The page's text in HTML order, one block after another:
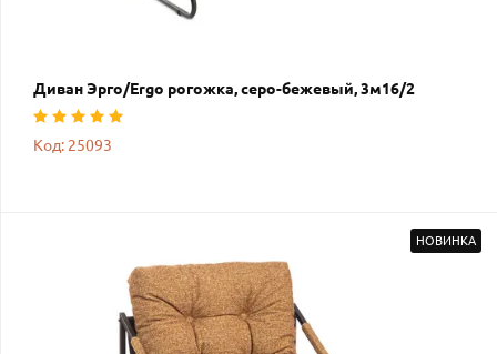
Диван Эрго/Ergo рогожка, серо-бежевый, 3м16/2
Код: 25093
НОВИНКА